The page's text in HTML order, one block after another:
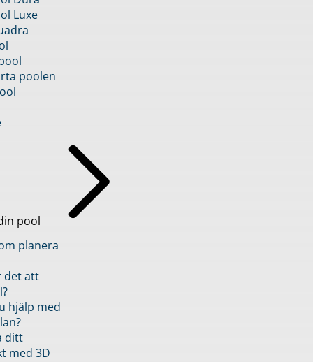
Luxe
poolen
pool
planera
det att
hjälp med
ditt
med 3D